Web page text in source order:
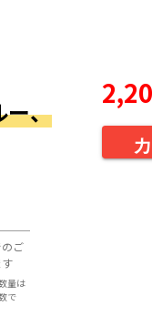
ー、
ご
量は
で